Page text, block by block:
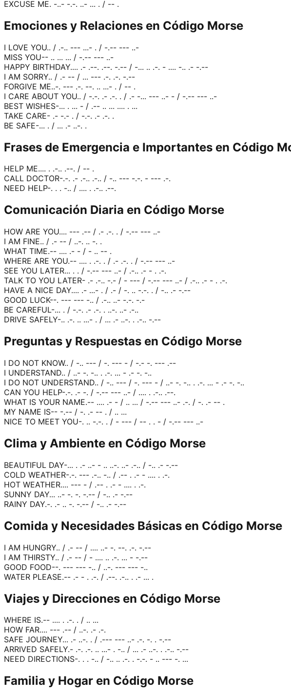
EXCUSE ME. -..- -.-. ..- ... . / -- .
Emociones y Relaciones en Código Morse
I LOVE YOU.. / .-.. --- ...- . / -.-- --- ..-
MISS YOU-- .. ... ... / -.-- --- ..-
HAPPY BIRTHDAY.... .- .--. .--. -.-- / -... .. .-. - .... -.. .- -.--
I AM SORRY.. / .- -- / ... --- .-. .-. -.--
FORGIVE ME..-. --- .-. --. .. ...- . / -- .
I CARE ABOUT YOU.. / -.-. .- .-. . / .- -... --- ..- - / -.-- --- ..-
BEST WISHES-... . ... - / .-- .. ... .... . ...
TAKE CARE- .- -.- . / -.-. .- .-. .
BE SAFE-... . / ... .- ..-. .
Frases de Emergencia e Importantes en Código
HELP ME.... . .-.. .--. / -- .
CALL DOCTOR-.-. .- .-.. .-.. / -.. --- -.-. - --- .-.
NEED HELP-. . . -.. / .... . .-.. .--.
Comunicación Diaria en Código Morse
HOW ARE YOU.... --- .-- / .- .-. . / -.-- --- ..-
I AM FINE.. / .- -- / ..-. .. -. .
WHAT TIME.-- .... .- - / - .. -- .
WHERE ARE YOU.-- .... . .-. . / .- .-. . / -.-- --- ..-
SEE YOU LATER... . . / -.-- --- ..- / .-.. .- - . .-.
TALK TO YOU LATER- .- .-.. -.- / - --- / -.-- --- ..- / .-.. .- - . .-.
HAVE A NICE DAY.... .- ...- . / .- / -. .. -.-. . / -.. .- -.--
GOOD LUCK--. --- --- -.. / .-.. ..- -.-. -.-
BE CAREFUL-... . / -.-. .- .-. . ..-. ..- .-..
DRIVE SAFELY-.. .-. .. ...- . / ... .- ..-. . .-.. -.--
Preguntas y Respuestas en Código Morse
I DO NOT KNOW.. / -.. --- / -. --- - / -.- -. --- .--
I UNDERSTAND.. / ..- -. -.. . .-. ... - .- -. -..
I DO NOT UNDERSTAND.. / -.. --- / -. --- - / ..- -. -.. . .-. ... - .- -. -..
CAN YOU HELP-.-. .- -. / -.-- --- ..- / .... . .-.. .--.
WHAT IS YOUR NAME.-- .... .- - / .. ... / -.-- --- ..- .-. / -. .- -- .
MY NAME IS-- -.-- / -. .- -- . / .. ...
NICE TO MEET YOU-. .. -.-. . / - --- / -- . . - / -.-- --- ..-
Clima y Ambiente en Código Morse
BEAUTIFUL DAY-... . .- ..- - .. ..-. ..- .-.. / -.. .- -.--
COLD WEATHER-.-. --- .-.. -.. / .-- . .- - .... . .-.
HOT WEATHER.... --- - / .-- . .- - .... . .-.
SUNNY DAY... ..- -. -. -.-- / -.. .- -.--
RAINY DAY.-. .- .. -. -.-- / -.. .- -.--
Comida y Necesidades Básicas en Código Morse
I AM HUNGRY.. / .- -- / .... ..- -. --. .-. -.--
I AM THIRSTY.. / .- -- / - .... .. .-. ... - -.--
GOOD FOOD--. --- --- -.. / ..-. --- --- -..
WATER PLEASE.-- .- - . .-. / .--. .-.. . .- ... .
Viajes y Direcciones en Código Morse
WHERE IS.-- .... . .-. . / .. ...
HOW FAR.... --- .-- / ..-. .- .-.
SAFE JOURNEY... .- ..-. . / .--- --- ..- .-. -. . -.--
ARRIVED SAFELY.- .-. .-. .. ...- . -.. / ... .- ..-. . .-.. -.--
NEED DIRECTIONS-. . . -.. / -.. .. .-. . -.-. - .. --- -. ...
Familia y Hogar en Código Morse